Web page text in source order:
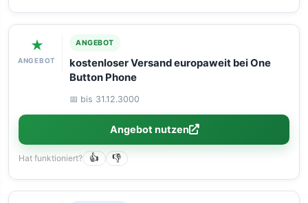
★
ANGEBOT
ANGEBOT
kostenloser Versand europaweit bei One
Button Phone
📅 bis 31.12.3000
Angebot nutzen
Hat funktioniert? 👍 👎